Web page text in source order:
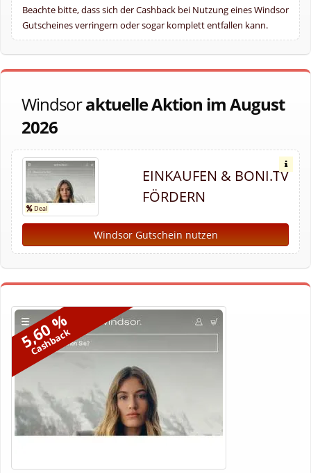
Beachte bitte, dass sich der Cashback bei Nutzung eines Windsor
Gutscheines verringern oder sogar komplett entfallen kann.
Windsoraktuelle Aktion im August
2026
EINKAUFEN & BONI.TV
FÖRDERN
Windsor Gutschein nutzen
5,60 %
Cashback